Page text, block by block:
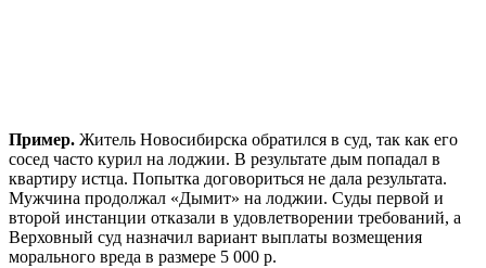
Пример. Житель Новосибирска обратился в суд, так как его
сосед часто курил на лоджии. В результате дым попадал в
квартиру истца. Попытка договориться не дала результата.
Мужчина продолжал «Дымит» на лоджии. Суды первой и
второй инстанции отказали в удовлетворении требований, а
Верховный суд назначил вариант выплаты возмещения
морального вреда в размере 5 000 р.